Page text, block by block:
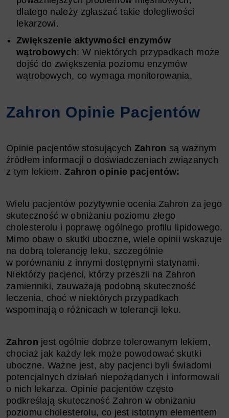
dlatego należy zgłaszać takie dolegliwości
lekarzowi.
Zwiększenie aktywności enzymów
wątrobowych: W niektórych przypadkach może
dojść do zwiększenia poziomu enzymów
wątrobowych, co wymaga monitorowania.
Zahron Opinie Pacjentów
Opinie pacjentów stosujących Zahron są ważnym
źródłem informacji o doświadczeniach związanych
z tym lekiem.Zahron opinie pacjentów:
Wielu pacjentów pozytywnie ocenia Zahron za jego
skuteczność w obniżaniu poziomu złego
cholesterolu i poprawę ogólnego profilu lipidowego.
Mimo obaw o skutki uboczne, wiele opinii wskazuje
na dobrą tolerancję leku, szczególnie
w porównaniu z innymi dostępnymi statynami.
Niektórzy pacjenci, którzy przeszli na Zahron
zamienniki, zauważają podobną skuteczność
leczenia, choć w niektórych przypadkach
wspominają o różnicach w tolerancji leku.
Zahron jest ogólnie dobrze tolerowanym lekiem,
chociaż jak każdy lek może powodować skutki
uboczne. Ważne jest, aby pacjenci byli świadomi
potencjalnych działań niepożądanych i informowali
o nich lekarza. Opinie pacjentów często
podkreślają skuteczność Zahron w obniżaniu
poziomu cholesterolu, co jest istotnym elementem